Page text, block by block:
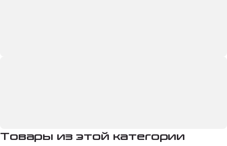
Товары из этой категории